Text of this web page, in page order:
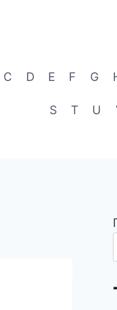
C D E F G
S T U